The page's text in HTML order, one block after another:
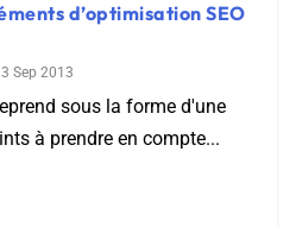
d’optimisation SEO
Sep 2013
sous la forme d'une
à prendre en compte...